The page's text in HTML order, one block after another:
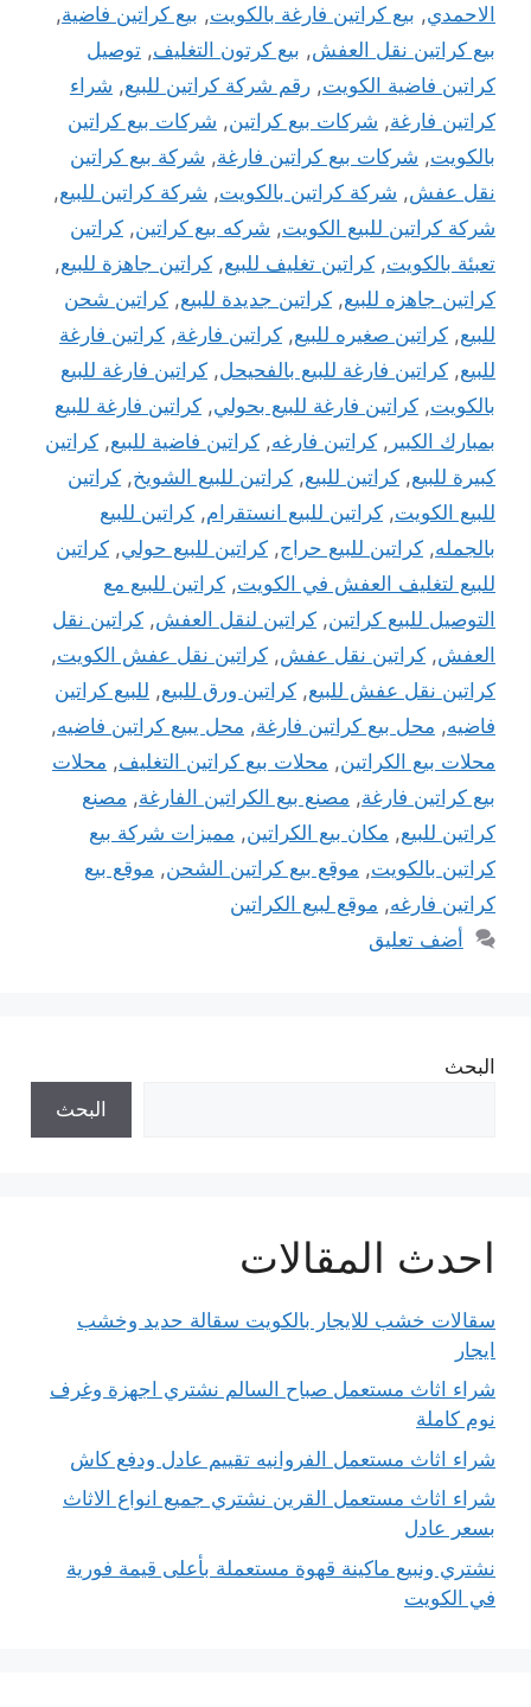
الاحمدي, بيع كراتين فارغة بالكويت, بيع كراتين فاضية,
بيع كراتين نقل العفش, بيع كرتون التغليف, توصيل
كراتين فاضية الكويت, رقم شركة كراتين للبيع, شراء
كراتين فارغة, شركات بيع كراتين, شركات بيع كراتين
بالكويت, شركات بيع كراتين فارغة, شركة بيع كراتين
نقل عفش, شركة كراتين بالكويت, شركة كراتين للبيع,
شركة كراتين للبيع الكويت, شركه بيع كراتين, كراتين
تعبئة بالكويت, كراتين تغليف للبيع, كراتين جاهزة للبيع,
كراتين جاهزه للبيع, كراتين جديدة للبيع, كراتين شحن
للبيع, كراتين صغيره للبيع, كراتين فارغة, كراتين فارغة
للبيع, كراتين فارغة للبيع بالفحيحل, كراتين فارغة للبيع
بالكويت, كراتين فارغة للبيع بحولي, كراتين فارغة للبيع
بمبارك الكبير , كراتين فارغه, كراتين فاضية للبيع, كراتين
كبيرة للبيع, كراتين للبيع, كراتين للبيع الشويخ, كراتين
للبيع الكويت, كراتين للبيع انستقرام, كراتين للبيع
بالجمله, كراتين للبيع حراج, كراتين للبيع حولي, كراتين
للبيع لتغليف العفش في الكويت, كراتين للبيع مع
التوصيل للبيع كراتين, كراتين لنقل العفش, كراتين نقل
العفش, كراتين نقل عفش, كراتين نقل عفش الكويت,
كراتين نقل عفش للبيع, كراتين ورق للبيع, للبيع كراتين
فاضيه, محل بيع كراتين فارغة, محل يبيع كراتين فاضيه,
محلات بيع الكراتين, محلات بيع كراتين التغليف, محلات
بيع كراتين فارغة, مصنع بيع الكراتين الفارغة, مصنع
كراتين للبيع, مكان بيع الكراتين, مميزات شركة بيع
كراتين بالكويت, موقع بيع كراتين الشحن, موقع بيع
كراتين فارغه, موقع لبيع الكراتين
أضف تعليق
البحث
البحث
احدث المقالات
سقالات خشب للايجار بالكويت سقالة حديد وخشب
ايجار
شراء اثاث مستعمل صباح السالم نشتري اجهزة وغرف
نوم كاملة
شراء اثاث مستعمل الفروانيه تقييم عادل ودفع كاش
شراء اثاث مستعمل القرين نشتري جميع انواع الاثاث
بسعر عادل
نشتري ونبيع ماكينة قهوة مستعملة بأعلى قيمة فورية
في الكويت